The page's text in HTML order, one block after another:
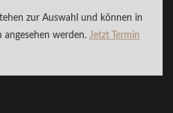
zur Auswahl und können in
angesehen werden. Jetzt Termin